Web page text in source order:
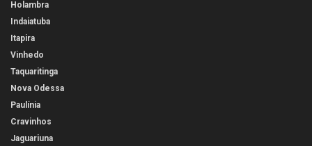
Holambra
Indaiatuba
Itapira
Vinhedo
Taquaritinga
Nova Odessa
Paulínia
Cravinhos
Jaguariuna